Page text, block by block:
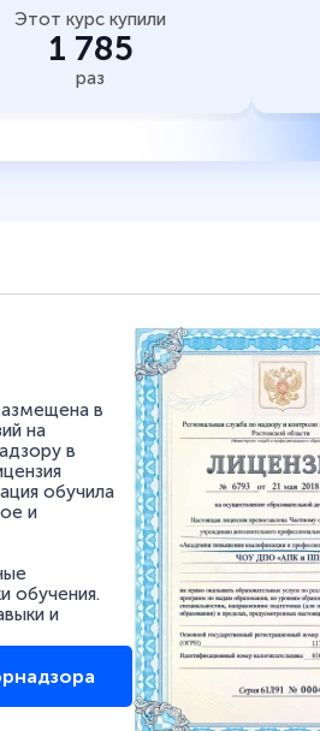
Этот курс купили
1 785
раз
в
на
в
обучила
и
обучения.
и